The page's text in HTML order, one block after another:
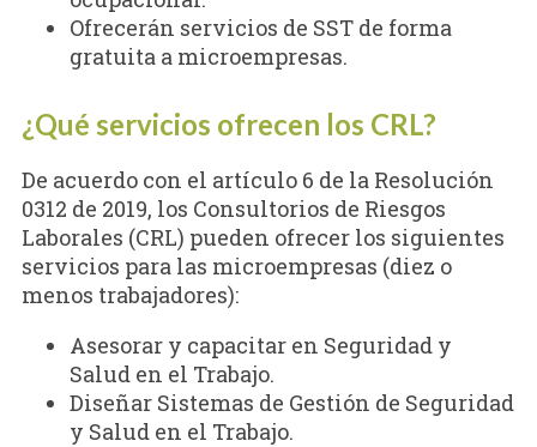
Ofrecerán servicios de SST de forma
gratuita a microempresas.
¿Qué servicios ofrecen los CRL?
De acuerdo con el artículo 6 de la Resolución
0312 de 2019, los Consultorios de Riesgos
Laborales (CRL) pueden ofrecer los siguientes
servicios para las microempresas (diez o
menos trabajadores):
Asesorar y capacitar en Seguridad y
Salud en el Trabajo.
Diseñar Sistemas de Gestión de Seguridad
y Salud en el Trabajo.